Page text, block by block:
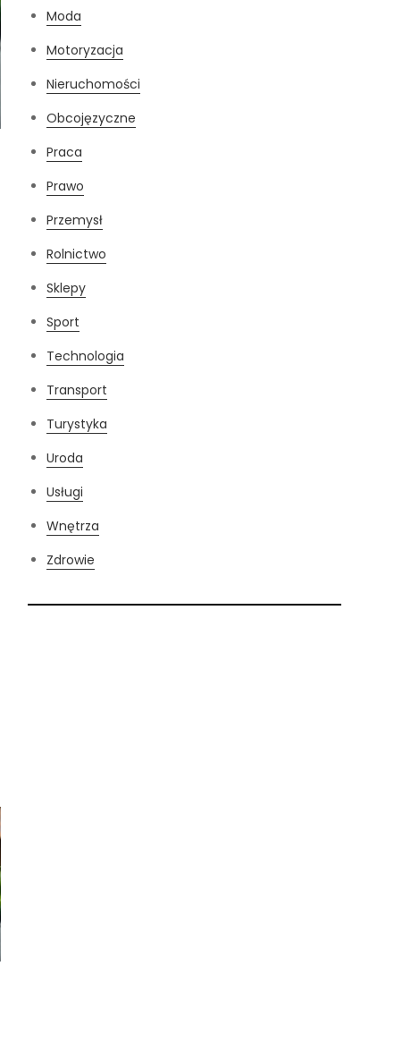
Moda
Motoryzacja
Nieruchomości
Obcojęzyczne
Praca
Prawo
Przemysł
Rolnictwo
Sklepy
Sport
Technologia
Transport
Turystyka
Uroda
Usługi
Wnętrza
Zdrowie